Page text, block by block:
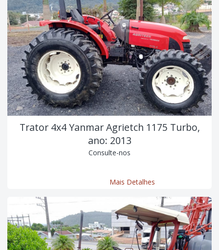
Trator 4x4 Yanmar Agrietch 1175 Turbo,
ano: 2013
Consulte-nos
Mais Detalhes